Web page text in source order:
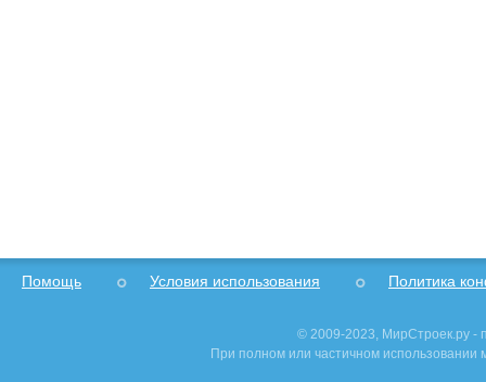
Помощь Условия использования Политика
© 2009-2023, МирСтроек.ру -
При полном или частичном использовании